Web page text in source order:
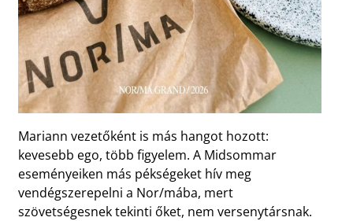
Mariann vezetőként is más hangot hozott:
kevesebb ego, több figyelem. A Midsommar
eseményeiken más pékségeket hív meg
vendégszerepelni a Nor/mába, mert
szövetségesnek tekinti őket, nem versenytársnak.